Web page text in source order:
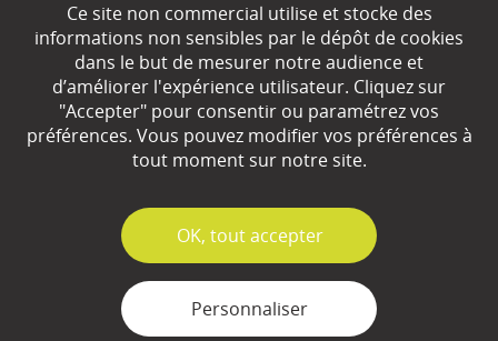
Partenaires
Espace Presse
Plan du site
Mentions légales
Ce site non commercial utilise et stocke des
informations non sensibles par le dépôt de cookies
dans le but de mesurer notre audience et
d’améliorer l'expérience utilisateur. Cliquez sur
"Accepter" pour consentir ou paramétrez vos
préférences. Vous pouvez modifier vos préférences à
tout moment sur notre site.
✓
OK, tout accepter
Personnaliser